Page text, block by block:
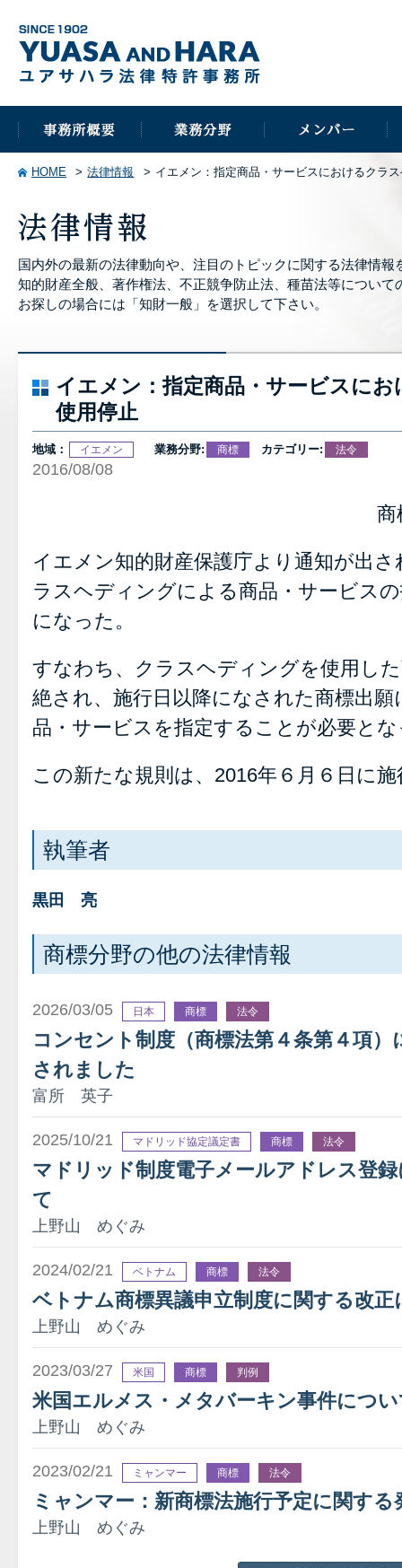
HOME 法律情報 イエメン：指定商品・サービスにおけるクラ
国内外の最新の法律動向や、注目のトピックに関する法律情報
知的財産全般、著作権法、不正競争防止法、種苗法等について
お探しの場合には「知財一般」を選択して下さい。
イエメン：指定商品・サービスに
使用停止
地域： イエメン 業務分野: 商標 カテゴリー: 法令
2016/08/08
イエメン知的財産保護庁より通知が出
ラスヘディングによる商品・サービス
になった。
すなわち、クラスヘディングを使用し
絶され、施行日以降になされた商標出
品・サービスを指定することが必要と
この新たな規則は、2016年６月６日に
執筆者
黒田 亮
商標分野の他の法律情報
2026/03/05 日本 商標 法令
コンセント制度（商標法第４条第４項
されました
富所 英子
2025/10/21 マドリッド協定議定書 商標 法令
マドリッド制度電子メールアドレス登
て
上野山 めぐみ
2024/02/21 ベトナム 商標 法令
ベトナム商標異議申立制度に関する改正
上野山 めぐみ
2023/03/27 米国 商標 判例
米国エルメス・メタバーキン事件につ
上野山 めぐみ
2023/02/21 ミャンマー 商標 法令
ミャンマー：新商標法施行予定に関す
上野山 めぐみ